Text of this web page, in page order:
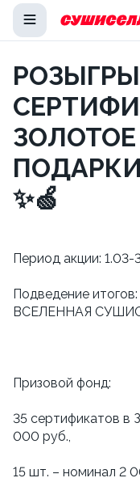
✨🍏
Период акции: 1.03-
Подведение
ВСЕЛЕННАЯ
Призовой фонд:
35 сертификатов в
000 руб.,
15 шт. – номинал 2